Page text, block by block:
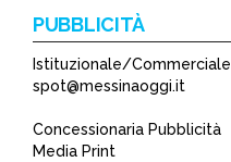
PUBBLICITÀ
Istituzionale/Commerciale
spot@messinaoggi.it
Concessionaria Pubblicità
Media Print